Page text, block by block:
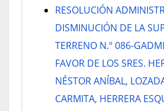
RESOLUCIÓN
DISMINUCIÓN DE LA
TERRENO N.º 086-
FAVOR DE LOS SRES.
NÉSTOR ANÍBAL,
CARMITA, HERRERA